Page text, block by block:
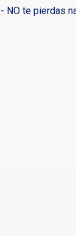
- NO te pierdas